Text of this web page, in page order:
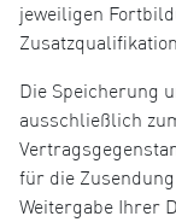
jeweiligen
Die Speicherung
ausschließlich
für die
Weitergabe Ihrer